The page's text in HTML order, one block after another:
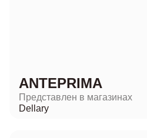
ANTEPRIMA
Представлен в магазинах
Dellary